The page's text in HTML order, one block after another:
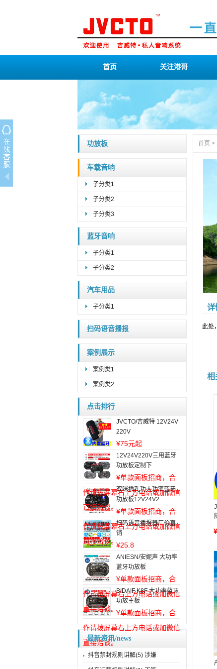
首页 关注港哥
功放板
车载音响
子分类1
子分类2
子分类3
蓝牙音响
子分类1
子分类2
汽车用品
子分类1
扫码语音播报
案例展示
案例类1
案例类2
点击排行
JVCTO/吉威特 12V24V
220V
¥75元起
12V24V220V三用蓝牙
功放板定制下
¥单款面板招商，合
作请拨屏幕右上方电话或加微信
直接洽谈。
双咪插孔功大功率蓝牙
功放板12V24V2
¥单款面板招商，合
作请拨屏幕右上方电话或加微信
直接洽谈。
扫码语音播报器厂价直
销
¥25.8
ANIESN/安妮声 大功率
蓝牙功放板
¥单款面板招商，合
作请拨屏幕右上方电话或加微信
直接洽谈。
BIDAIF K8F 大功率蓝牙
功放主板
¥单款面板招商，合
作请拨屏幕右上方电话或加微信
直接洽谈。
最新资讯/news
抖音禁封规则讲解(5) 涉嫌
首页 >
详
此处
相